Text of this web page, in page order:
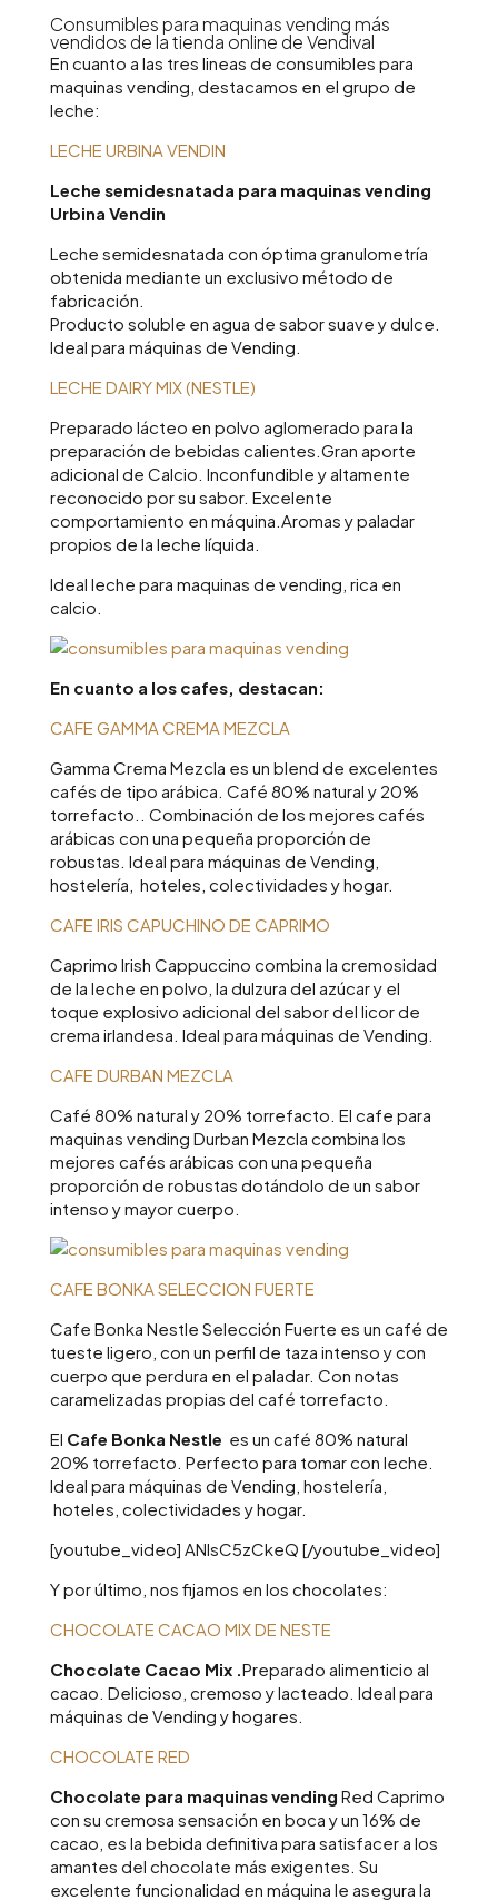
Consumibles para maquinas vending más
vendidos de la tienda online de Vendival
En cuanto a las tres lineas de consumibles para
maquinas vending, destacamos en el grupo de
leche:
LECHE URBINA VENDIN
Leche semidesnatada para maquinas vending
Urbina Vendin
Leche semidesnatada con óptima granulometría
obtenida mediante un exclusivo método de
fabricación.
Producto soluble en agua de sabor suave y dulce.
Ideal para máquinas de Vending.
LECHE DAIRY MIX (NESTLE)
Preparado lácteo en polvo aglomerado para la
preparación de bebidas calientes.Gran aporte
adicional de Calcio. Inconfundible y altamente
reconocido por su sabor. Excelente
comportamiento en máquina.Aromas y paladar
propios de la leche líquida.
Ideal leche para maquinas de vending, rica en
calcio.
En cuanto a los cafes, destacan:
CAFE GAMMA CREMA MEZCLA
Gamma Crema Mezcla es un blend de excelentes
cafés de tipo arábica. Café 80% natural y 20%
torrefacto.. Combinación de los mejores cafés
arábicas con una pequeña proporción de
robustas. Ideal para máquinas de Vending,
hostelería, hoteles, colectividades y hogar.
CAFE IRIS CAPUCHINO DE CAPRIMO
Caprimo Irish Cappuccino combina la cremosidad
de la leche en polvo, la dulzura del azúcar y el
toque explosivo adicional del sabor del licor de
crema irlandesa. Ideal para máquinas de Vending.
CAFE DURBAN MEZCLA
Café 80% natural y 20% torrefacto. El cafe para
maquinas vending Durban Mezcla combina los
mejores cafés arábicas con una pequeña
proporción de robustas dotándolo de un sabor
intenso y mayor cuerpo.
CAFE BONKA SELECCION FUERTE
Cafe Bonka Nestle Selección Fuerte es un café de
tueste ligero, con un perfil de taza intenso y con
cuerpo que perdura en el paladar. Con notas
caramelizadas propias del café torrefacto.
El Cafe Bonka Nestle es un café 80% natural
20% torrefacto. Perfecto para tomar con leche.
Ideal para máquinas de Vending, hostelería,
hoteles, colectividades y hogar.
[youtube_video] ANIsC5zCkeQ [/youtube_video]
Y por último, nos fijamos en los chocolates:
CHOCOLATE CACAO MIX DE NESTE
Chocolate Cacao Mix .Preparado alimenticio al
cacao. Delicioso, cremoso y lacteado. Ideal para
máquinas de Vending y hogares.
CHOCOLATE RED
Chocolate para maquinas vending Red Caprimo
con su cremosa sensación en boca y un 16% de
cacao, es la bebida definitiva para satisfacer a los
amantes del chocolate más exigentes. Su
excelente funcionalidad en máquina le asegura la